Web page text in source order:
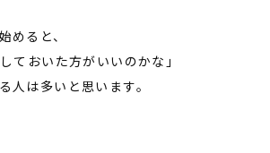
めると、
ておいた方がいいのかな」
人は多いと思います。